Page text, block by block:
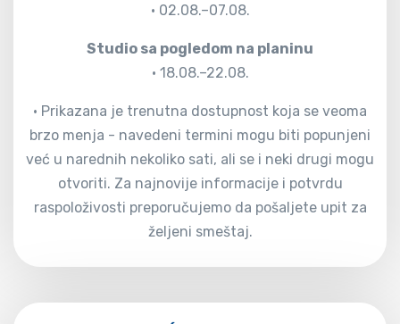
• 02.08.–07.08.
Studio sa pogledom na planinu
• 18.08.–22.08.
• Prikazana je trenutna dostupnost koja se veoma
brzo menja - navedeni termini mogu biti popunjeni
već u narednih nekoliko sati, ali se i neki drugi mogu
otvoriti. Za najnovije informacije i potvrdu
raspoloživosti preporučujemo da pošaljete upit za
željeni smeštaj.